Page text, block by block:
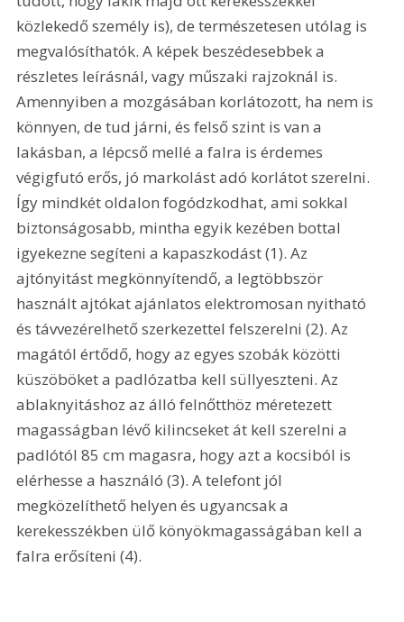
közlekedő személy is), de természetesen utólag is
megvalósíthatók. A képek beszédesebbek a
részletes leírásnál, vagy műszaki rajzoknál is.
Amennyiben a mozgásában korlátozott, ha nem is
könnyen, de tud járni, és felső szint is van a
lakásban, a lépcső mellé a falra is érdemes
végigfutó erős, jó markolást adó korlátot szerelni.
Így mindkét oldalon fogódzkodhat, ami sokkal
biztonságosabb, mintha egyik kezében bottal
igyekezne segíteni a kapaszkodást (1). Az
ajtónyitást megkönnyítendő, a legtöbbször
használt ajtókat ajánlatos elektromosan nyitható
és távvezérelhető szerkezettel felszerelni (2). Az
magától értődő, hogy az egyes szobák közötti
küszöböket a padlózatba kell süllyeszteni. Az
ablaknyitáshoz az álló felnőtthöz méretezett
magasságban lévő kilincseket át kell szerelni a
padlótól 85 cm magasra, hogy azt a kocsiból is
elérhesse a használó (3). A telefont jól
megközelíthető helyen és ugyancsak a
kerekesszékben ülő könyökmagasságában kell a
falra erősíteni (4).